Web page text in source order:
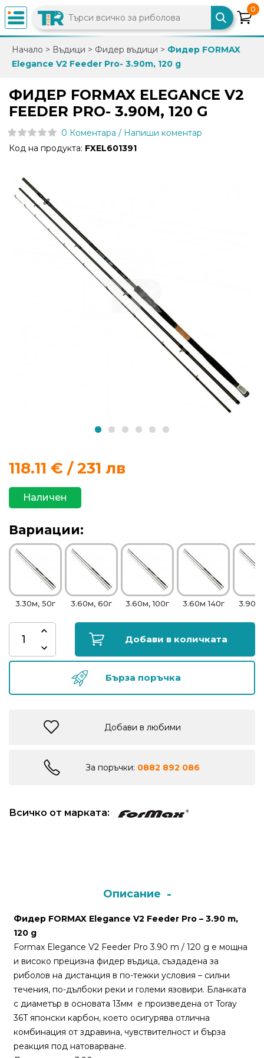
×
0882
086
info@trfish.com
Регистрация
Промоции
за
риболов
Влакна
за
риболов
Куки
риболов
Дрехи
Изкуствени
риболов
Комплекти
за
риболов
Сонари
0
Начало > Въдици > Фидер въдици > Фидер FORMAX
Elegance V2 Feeder Pro- 3.90m, 120 g
ФИДЕР FORMAX ELEGANCE V2
FEEDER PRO- 3.90M, 120 G
0 Коментара / Напиши коментар
Код на продукта: FXEL601391
118.11 € / 231 лв
Наличен
Вариации:
3.30м, 50г 3.60м, 60г 3.60м, 100г 3.60м 140г
Добави в количката
Бърза поръчка
Добави в любими
За поръчки: 0882 892 086
Всичко от марката:
Описание
Фидер FORMAX Elegance V2 Feeder Pro – 3.90 m,
120 g
Formax Elegance V2 Feeder Pro 3.90 m / 120 g е мощна
и високо прецизна фидер въдица, създадена за
риболов на дистанция в по-тежки условия – силни
течения, по-дълбоки реки и големи язовири. Бланката
с диаметър в основата 13мм е произведена от Toray
36T японски карбон, което осигурява отлична
комбинация от здравина, чувствителност и бърза
реакция под натоварване.